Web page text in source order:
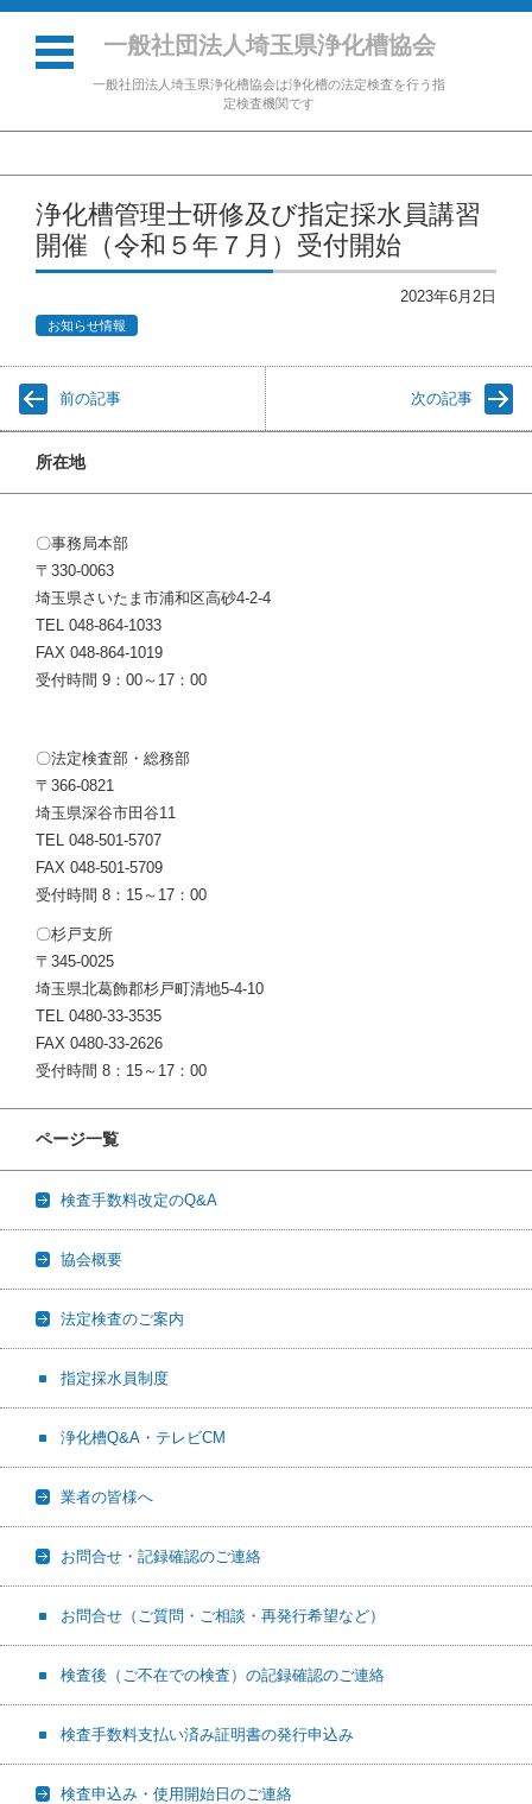
一般社団法人埼玉県浄化槽協会
一般社団法人埼玉県浄化槽協会は浄化槽の法定検査を行う指
定検査機関です
コンテンツに移動
浄化槽管理士研修及び指定採水員講習
開催（令和５年７月）受付開始
2023年6月2日
お知らせ情報
前の記事 次の記事
所在地
〇事務局本部
〒330-0063
埼玉県さいたま市浦和区高砂4-2-4
TEL 048-864-1033
FAX 048-864-1019
受付時間 9：00～17：00
〇法定検査部・総務部
〒366-0821
埼玉県深谷市田谷11
TEL 048-501-5707
FAX 048-501-5709
受付時間 8：15～17：00
〇杉戸支所
〒345-0025
埼玉県北葛飾郡杉戸町清地5-4-10
TEL 0480-33-3535
FAX 0480-33-2626
受付時間 8：15～17：00
ページ一覧
検査手数料改定のQ&A
協会概要
法定検査のご案内
指定採水員制度
浄化槽Q&A・テレビCM
業者の皆様へ
お問合せ・記録確認のご連絡
お問合せ（ご質問・ご相談・再発行希望など）
検査後（ご不在での検査）の記録確認のご連絡
検査手数料支払い済み証明書の発行申込み
検査申込み・使用開始日のご連絡